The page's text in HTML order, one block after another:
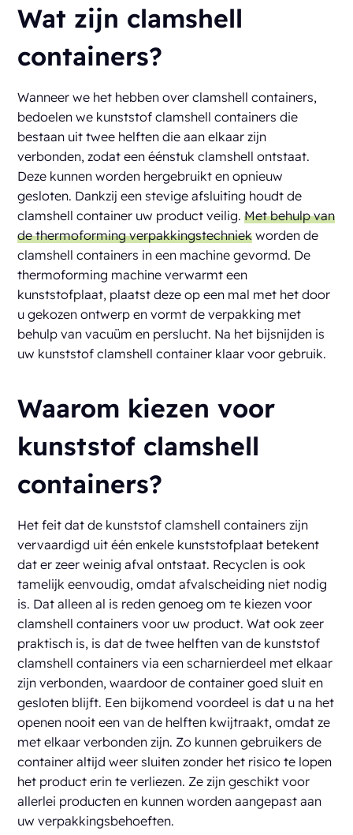
Wat zijn clamshell
containers?
Wanneer we het hebben over clamshell containers,
bedoelen we kunststof clamshell containers die
bestaan uit twee helften die aan elkaar zijn
verbonden, zodat een éénstuk clamshell ontstaat.
Deze kunnen worden hergebruikt en opnieuw
gesloten. Dankzij een stevige afsluiting houdt de
clamshell container uw product veilig.Met behulp van
de thermoforming verpakkingstechniek worden de
clamshell containers in een machine gevormd. De
thermoforming machine verwarmt een
kunststofplaat, plaatst deze op een mal met het door
u gekozen ontwerp en vormt de verpakking met
behulp van vacuüm en perslucht. Na het bijsnijden is
uw kunststof clamshell container klaar voor gebruik.
Waarom kiezen voor
kunststof clamshell
containers?
Het feit dat de kunststof clamshell containers zijn
vervaardigd uit één enkele kunststofplaat betekent
dat er zeer weinig afval ontstaat. Recyclen is ook
tamelijk eenvoudig, omdat afvalscheiding niet nodig
is. Dat alleen al is reden genoeg om te kiezen voor
clamshell containers voor uw product. Wat ook zeer
praktisch is, is dat de twee helften van de kunststof
clamshell containers via een scharnierdeel met elkaar
zijn verbonden, waardoor de container goed sluit en
gesloten blijft. Een bijkomend voordeel is dat u na het
openen nooit een van de helften kwijtraakt, omdat ze
met elkaar verbonden zijn. Zo kunnen gebruikers de
container altijd weer sluiten zonder het risico te lopen
het product erin te verliezen. Ze zijn geschikt voor
allerlei producten en kunnen worden aangepast aan
uw verpakkingsbehoeften.